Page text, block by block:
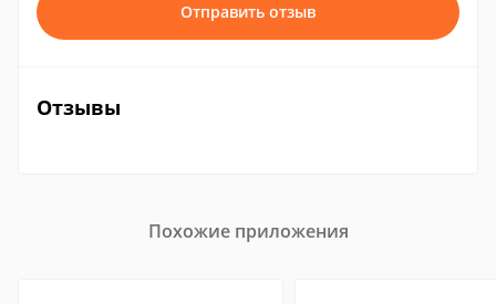
Отправить отзыв
Отзывы
Похожие приложения